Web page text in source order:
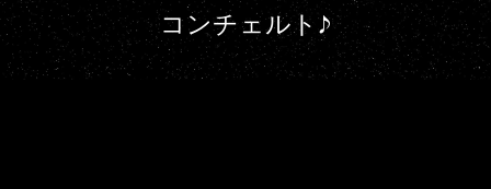
コンチェルト ♪